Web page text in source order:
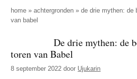
p
d
z
e
i
n
n
d
home »achtergronden »de drie mythen: de
van babel
De drie mythen: de
toren van Babel
8 september 2022 door Ujukarin